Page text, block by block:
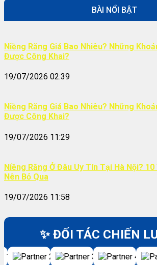
BÀI NỔI BẬT
Niềng Răng Giá Bao Nhiêu? Những
Được Công Khai?
19/07/2026 02:39
Niềng Răng Giá Bao Nhiêu? Những
Được Công Khai?
19/07/2026 11:29
Niềng Răng Ở Đâu Uy Tín Tại Hà Nội?
Nên Bỏ Qua
19/07/2026 11:58
✨ ĐỐI TÁC CHIẾN